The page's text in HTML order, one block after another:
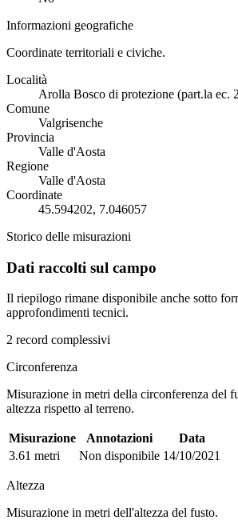
Informazioni geografiche
Coordinate territoriali e civiche.
Località
Arolla Bosco di protezione (part.la ec.
Comune
Valgrisenche
Provincia
Valle d'Aosta
Regione
Valle d'Aosta
Coordinate
45.594202, 7.046057
Storico delle misurazioni
Dati raccolti sul campo
Il riepilogo rimane disponibile anche sotto
approfondimenti tecnici.
2 record complessivi
Circonferenza
Misurazione in metri della circonferenza del
altezza rispetto al terreno.
Misurazione Annotazioni
Data
3.61 metri
Non disponibile 14/10/2021
Altezza
Misurazione in metri dell'altezza del fusto.